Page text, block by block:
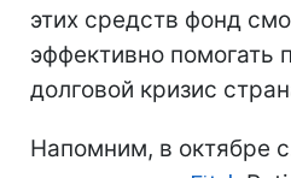
этих средств фонд
эффективно помогать
долговой кризис
Напомним, в октябре